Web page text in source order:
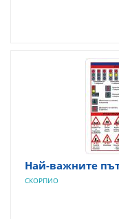
Най-важните
СКОРПИО